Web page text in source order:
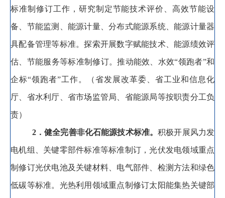
标准制修订工作 ， 研究制定节能技术评价、高效节能设
备、节能监测、能源计量、分布式能源系统、能源计量器
具配备管理等标准。探索开展数字赋能技术、能源绩效评
估、节能服务等标准制修订。推动能效、水效“领跑者”和
企标“领跑者”工作。 （省发展改革委、省工业和信息化
厅、省水利厅、省市场监管局、省能源局等按职责分工负
责）
2．健全完善非化石能源技术标准。积极开展风力发
电机组、关键零部件标准等标准制订 ，光伏发电领域重点
制修订光伏电池及关键材料、电气部件、检测方法和绿色
低碳等标准。光热利用领域重点制修订太阳能集热关键部